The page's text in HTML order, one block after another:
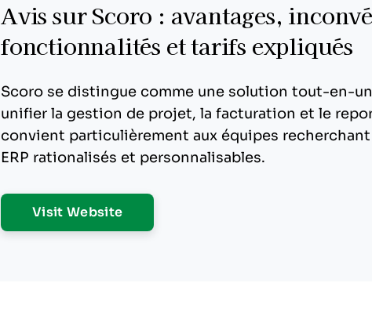
Avis sur Scoro : avantages,
fonctionnalités et tarifs expliqués
Scoro se distingue comme une solution tout-en-
unifier la gestion de projet, la facturation et le
convient particulièrement aux équipes
ERP rationalisés et personnalisables.
Visit WebsiteOpens New Window